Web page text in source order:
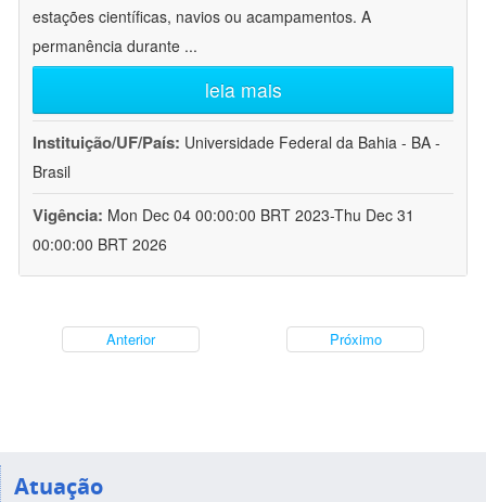
estações científicas, navios ou acampamentos. A
permanência durante ...
leia mais
Instituição/UF/País: Universidade Federal da Bahia - BA -
Brasil
Vigência: Mon Dec 04 00:00:00 BRT 2023-Thu Dec 31
00:00:00 BRT 2026
Anterior Próximo
Atuação